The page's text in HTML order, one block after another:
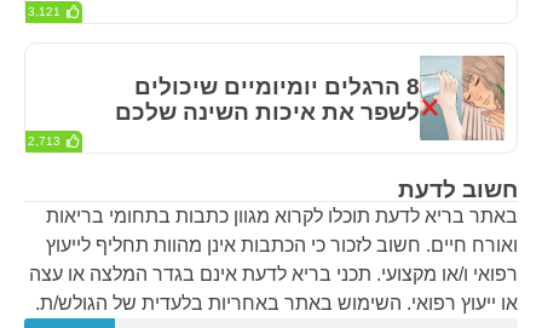
חשוב לדעת
באתר בריא לדעת תוכלו לקרוא מגוון כתבות בתחומי בריאות
ואורח חיים. חשוב לזכור כי הכתבות אינן מהוות תחליף לייעוץ
רפואי ו/או מקצועי. תכני בריא לדעת אינם בגדר המלצה או עצה
או ייעוץ רפואי. השימוש באתר באחריות בלעדית של הגולש/ת.
3,121
8 הרגלים יומיומיים שיכולים
לשפר את איכות השינה שלכם
2,713